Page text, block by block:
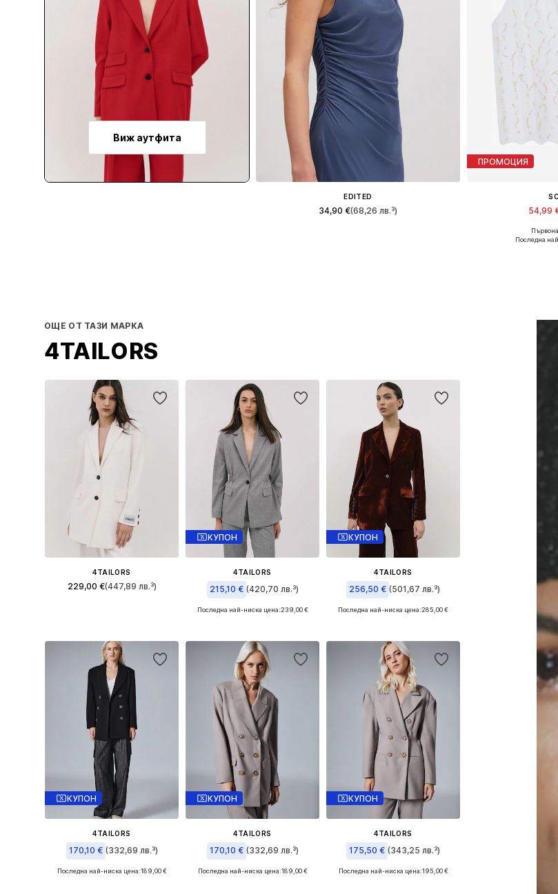
Виж аутфита
EDITED
34,90 €(68,26 лв.³)
ПРОМОЦИЯ
54,99
Налични
Последна
ОЩЕ ОТ ТАЗИ МАРКА
4TAILORS
4TAILORS
229,00 €(447,89 лв.³)
КУПОН
4TAILORS
215,10 € (420,70 лв.³)
Налични размери: 36, 38, 40
Последна най-ниска цена:239,00 €
КУПОН
4TAILORS
256,50 € (501,67 лв.³)
Налични размери: 36, 38, 40
Последна най-ниска цена:285,00 €
КУПОН
4TAILORS
170,10 € (332,69 лв.³)
Налични размери: 36, 38
Последна най-ниска цена:189,00 €
КУПОН
4TAILORS
170,10 € (332,69 лв.³)
Налични размери: 42, 44, 46
Последна най-ниска цена:189,00 €
КУПОН
4TAILORS
175,50 € (343,25 лв.³)
Налични размери: 34, 36, 38, 40
Последна най-ниска цена:195,00 €